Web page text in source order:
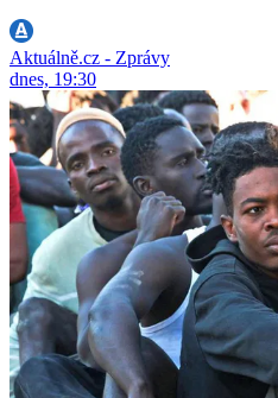
Aktuálně.cz - Zprávy
dnes, 19:30